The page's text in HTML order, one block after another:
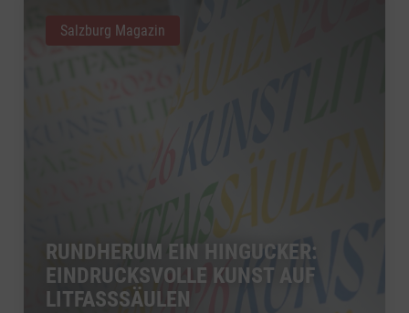
RUNDHERUM EIN HINGUCKER:
EINDRUCKSVOLLE KUNST AUF
LITFASSSÄULEN
Salzburg Magazin